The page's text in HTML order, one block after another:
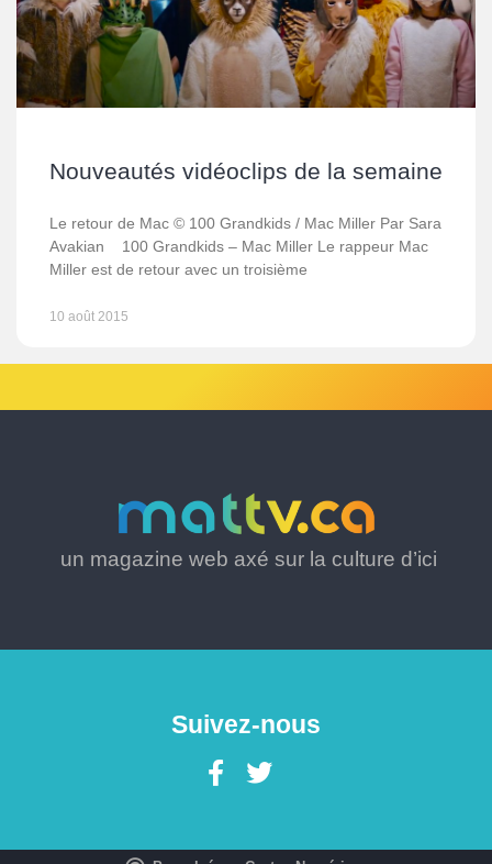
Nouveautés vidéoclips de la semaine
Le retour de Mac © 100 Grandkids / Mac Miller Par Sara
Avakian 100 Grandkids – Mac Miller Le rappeur Mac
Miller est de retour avec un troisième
10 août 2015
un magazine web axé sur la culture d’ici
Suivez-nous